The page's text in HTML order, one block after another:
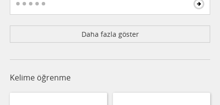
Daha fazla göster
Kelime öğrenme